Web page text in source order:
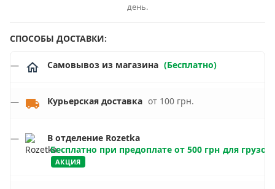
день.
СПОСОБЫ ДОСТАВКИ:
Самовывоз из магазина (Бесплатно)
Курьерская доставка от 100 грн.
В отделение Rozetka
Бесплатно при предоплате от 500 грн для
АКЦИЯ